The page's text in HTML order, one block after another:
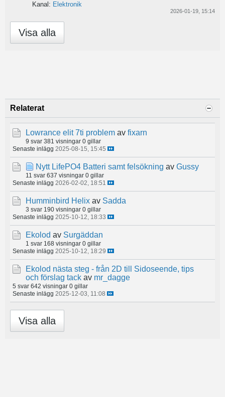
Kanal: Elektronik
2026-01-19, 15:14
Visa alla
Relaterat
Lowrance elit 7ti problem av fixarn
9 svar 381 visningar 0 gillar
Senaste inlägg 2025-08-15, 15:45
Nytt LifePO4 Batteri samt felsökning av Gussy
11 svar 637 visningar 0 gillar
Senaste inlägg 2026-02-02, 18:51
Humminbird Helix av Sadda
3 svar 190 visningar 0 gillar
Senaste inlägg 2025-10-12, 18:33
Ekolod av Surgäddan
1 svar 168 visningar 0 gillar
Senaste inlägg 2025-10-12, 18:29
Ekolod nästa steg - från 2D till Sidoseende, tips
och förslag tack av mr_dagge
5 svar 642 visningar 0 gillar
Senaste inlägg 2025-12-03, 11:08
Visa alla